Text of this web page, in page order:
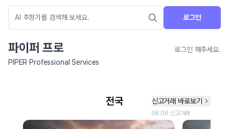
로그인
파이퍼 프로
로그인 해주세요.
PIPER Professional Services